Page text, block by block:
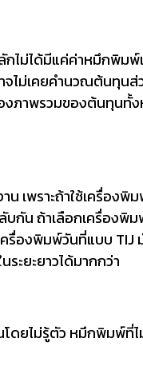
ม่ได้มีแค่ค่าหมึกพิมพ์
จไม่เคยคำนวณต้นทุ
ภาพรวมของต้นทุน
เพราะถ้าใช้เครื่อ
ถ้าเลือกเครื่องพิ
องพิมพ์วันที่แบบ TIJ
ะยะยาวได้มากกว่า
ดยไม่รู้ตัว หมึกพิมพ์